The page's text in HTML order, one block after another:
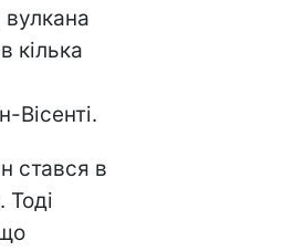
кілька
Вісенті.
стався в
Тоді